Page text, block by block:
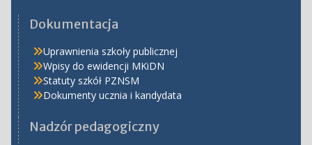
Dokumentacja
Uprawnienia szkoły publicznej
Wpisy do ewidencji MKiDN
Statuty szkół PZNSM
Dokumenty ucznia i kandydata
Nadzór pedagogiczny